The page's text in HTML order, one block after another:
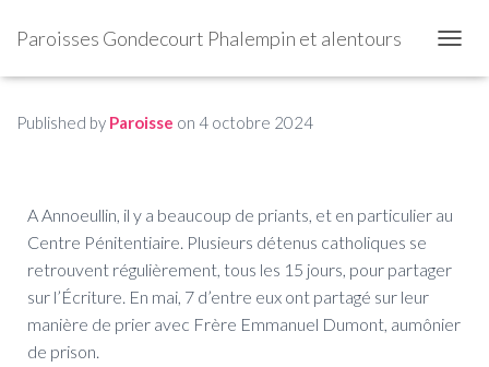
Paroisses Gondecourt Phalempin et alentours
Published by Paroisse on 4 octobre 2024
A Annoeullin, il y a beaucoup de priants, et en particulier au
Centre Pénitentiaire. Plusieurs détenus catholiques se
retrouvent régulièrement, tous les 15 jours, pour partager
sur l’Écriture. En mai, 7 d’entre eux ont partagé sur leur
manière de prier avec Frère Emmanuel Dumont, aumônier
de prison.